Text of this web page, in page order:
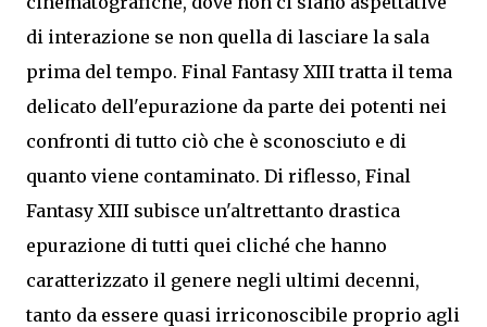
di interazione se non quella di lasciare la sala
prima del tempo. Final Fantasy XIII tratta il tema
delicato dell'epurazione da parte dei potenti nei
confronti di tutto ciò che è sconosciuto e di
quanto viene contaminato. Di riflesso, Final
Fantasy XIII subisce un'altrettanto drastica
epurazione di tutti quei cliché che hanno
caratterizzato il genere negli ultimi decenni,
tanto da essere quasi irriconoscibile proprio agli